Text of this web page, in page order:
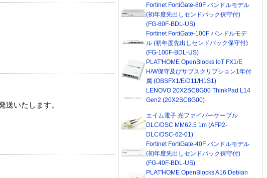
送いたします。
Fortinet FortiGate-80F バンドルモデル
(初年度先出しセンドバック保守付)
(FG-80F-BDL-US)
Fortinet FortiGate-100F バンドルモデ
ル (初年度先出しセンドバック保守付)
(FG-100F-BDL-US)
PLAT'HOME OpenBlocks IoT FX1/E
H/W保守及びサブスクリプション1年付
属 (OBSFX1/E/D11/H1S1)
LENOVO 20X2SC8G00 ThinkPad L14
Gen2 (20X2SC8G00)
エイム電子 光ファイバーケーブル
DLC/DSC MM62.5 1m (AFP2-
DLC/DSC-62-01)
Fortinet FortiGate-40F バンドルモデル
(初年度先出しセンドバック保守付)
(FG-40F-BDL-US)
PLAT'HOME OpenBlocks A16 Debian